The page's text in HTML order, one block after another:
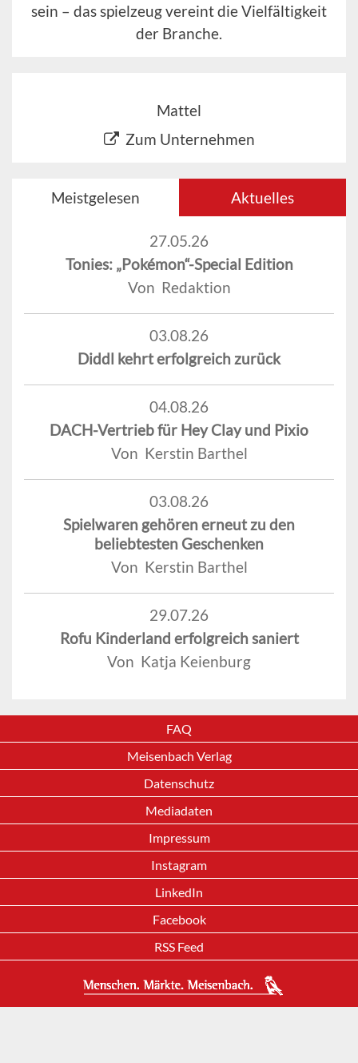
sein – das spielzeug vereint die Vielfältigkeit
der Branche.
Mattel
Zum Unternehmen
Meistgelesen Aktuelles
27.05.26
Tonies: „Pokémon“-Special Edition
Von Redaktion
03.08.26
Diddl kehrt erfolgreich zurück
04.08.26
DACH-Vertrieb für Hey Clay und Pixio
Von Kerstin Barthel
03.08.26
Spielwaren gehören erneut zu den
beliebtesten Geschenken
Von Kerstin Barthel
29.07.26
Rofu Kinderland erfolgreich saniert
Von Katja Keienburg
FAQ
Meisenbach Verlag
Datenschutz
Mediadaten
Impressum
Instagram
LinkedIn
Facebook
RSS Feed